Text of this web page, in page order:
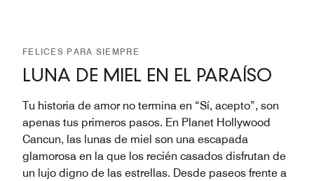
FELICES PARA SIEMPRE
LUNA DE MIEL EN EL PARAÍSO
Tu historia de amor no termina en “Sí, acepto”, son
apenas tus primeros pasos. En Planet Hollywood
Cancun, las lunas de miel son una escapada
glamorosa en la que los recién casados disfrutan de
un lujo digno de las estrellas. Desde paseos frente a